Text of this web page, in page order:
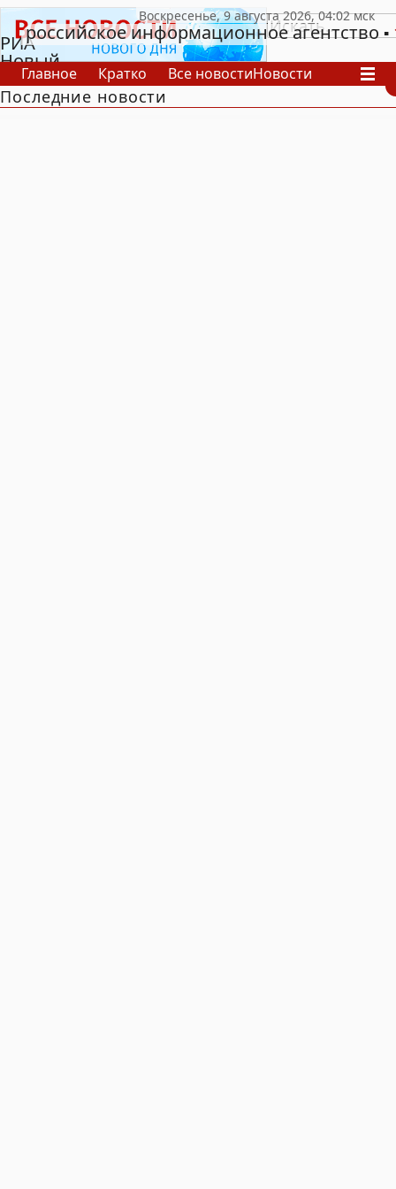
РИА
Новый
День
российское информационное агентство
Главное Кратко Все новостиНовости
В России
В мире
Последние новости